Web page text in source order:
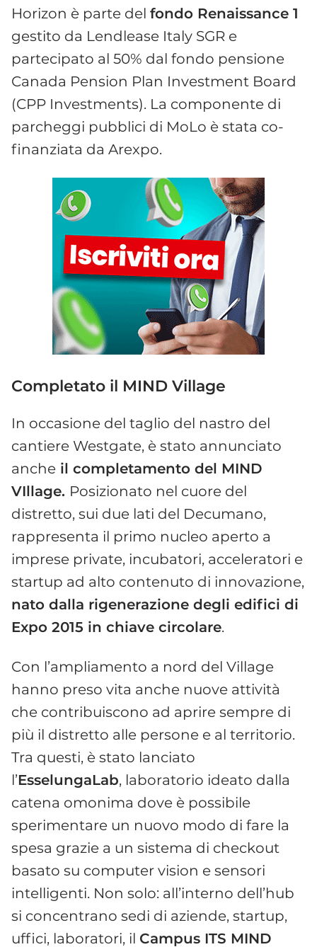
Horizon è parte del fondo Renaissance 1
gestito da Lendlease Italy SGR e
partecipato al 50% dal fondo pensione
Canada Pension Plan Investment Board
(CPP Investments). La componente di
parcheggi pubblici di MoLo è stata co-
finanziata da Arexpo.
Completato il MIND Village
In occasione del taglio del nastro del
cantiere Westgate, è stato annunciato
anche il completamento del MIND
VIllage. Posizionato nel cuore del
distretto, sui due lati del Decumano,
rappresenta il primo nucleo aperto a
imprese private, incubatori, acceleratori e
startup ad alto contenuto di innovazione,
nato dalla rigenerazione degli edifici di
Expo 2015 in chiave circolare.
Con l’ampliamento a nord del Village
hanno preso vita anche nuove attività
che contribuiscono ad aprire sempre di
più il distretto alle persone e al territorio.
Tra questi, è stato lanciato
l’EsselungaLab, laboratorio ideato dalla
catena omonima dove è possibile
sperimentare un nuovo modo di fare la
spesa grazie a un sistema di checkout
basato su computer vision e sensori
intelligenti. Non solo: all’interno dell’hub
si concentrano sedi di aziende, startup,
uffici, laboratori, il Campus ITS MIND